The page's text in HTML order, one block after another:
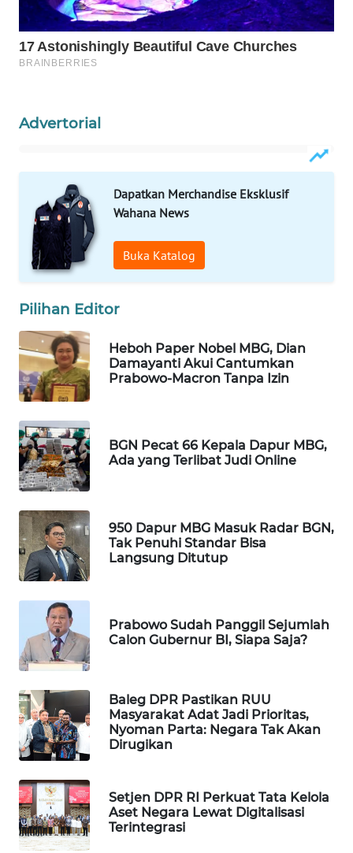
Advertorial
Dapatkan Merchandise Eksklusif
Wahana News
Buka Katalog
Pilihan Editor
Heboh Paper Nobel MBG, Dian
Damayanti Akui Cantumkan
Prabowo-Macron Tanpa Izin
BGN Pecat 66 Kepala Dapur MBG,
Ada yang Terlibat Judi Online
950 Dapur MBG Masuk Radar BGN,
Tak Penuhi Standar Bisa
Langsung Ditutup
Prabowo Sudah Panggil Sejumlah
Calon Gubernur BI, Siapa Saja?
Baleg DPR Pastikan RUU
Masyarakat Adat Jadi Prioritas,
Nyoman Parta: Negara Tak Akan
Dirugikan
Setjen DPR RI Perkuat Tata Kelola
Aset Negara Lewat Digitalisasi
Terintegrasi
SIBARAGAS
MEDAN
METRO
JAKARTA
NEWS
KRT
KARING
NEWS
JURNAL
MARITIM
HUMBANG
NEWS
GARONGGANG
NEWS
ID
ENERGI
NEWS
CILEUNGSI
NEWS
NEWS
BERAMPU
NEWS